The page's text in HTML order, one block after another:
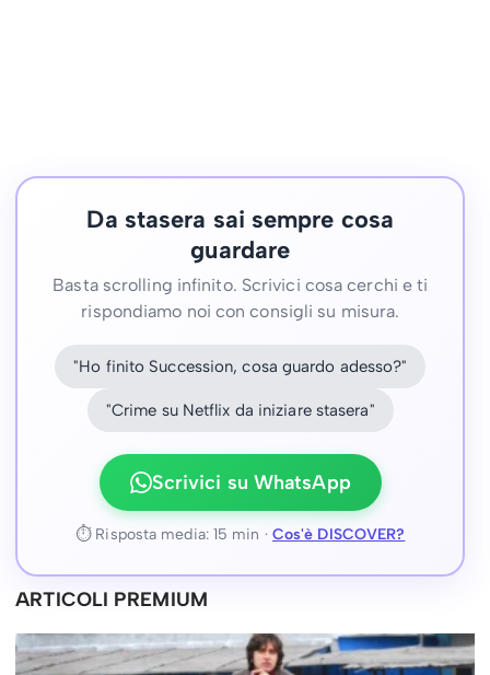
Da stasera sai sempre cosa
guardare
Basta scrolling infinito. Scrivici cosa cerchi e ti
rispondiamo noi con consigli su misura.
"Ho finito Succession, cosa guardo adesso?"
"Crime su Netflix da iniziare stasera"
Scrivici su WhatsApp
⏱ Risposta media: 15 min · Cos'è DISCOVER?
ARTICOLI PREMIUM